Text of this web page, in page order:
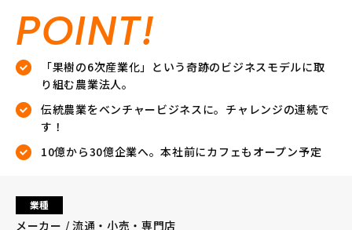
POINT!
「果樹の6次産業化」という奇跡のビジネスモデルに取
り組む農業法人。
伝統農業をベンチャービジネスに。チャレンジの連続で
す！
10億から30億企業へ。本社前にカフェもオープン予定
業種
メーカー / 流通・小売・専門店